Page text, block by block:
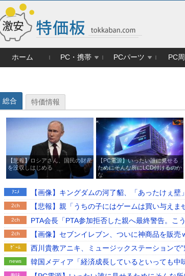
ホーム PC・携帯 PCパーツ PC
総合 特価情報
【悲報】ロシアさん、国民の財産
を没収しはじめる
【PC電源】いったい誰に見せる
ためにそんな所にLCD付けるのか
な
ｱﾆﾒ 【画像】キングダムの河了貂、「あったけぇ
2ch 【悲報】親「うちの子にはゲームは買い与え
2ch PTA会長「PTA参加拒否した親へ最終警告。こ
2ch 【画像】セブンイレブン、ついに神商品を販売
ｹﾞｰﾑ 西川貴教アニキ、ミュージックステーションで
news
韓国メディア「経済成長しているといっても
った」……韓国の内需不況は根強い状況っすね